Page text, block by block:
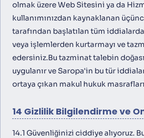
olmak üzere Web Sitesini ya da
kullanımınızdan kaynaklanan
tarafından başlatılan tüm
veya işlemlerden kurtarmayı ve
edersiniz.Bu tazminat talebin
uygulanır ve Saropa'in bu tür
ortaya çıkan makul hukuk
14 Gizlilik Bilgilendirme ve
14.1 Güvenliğinizi ciddiye alıyoruz.